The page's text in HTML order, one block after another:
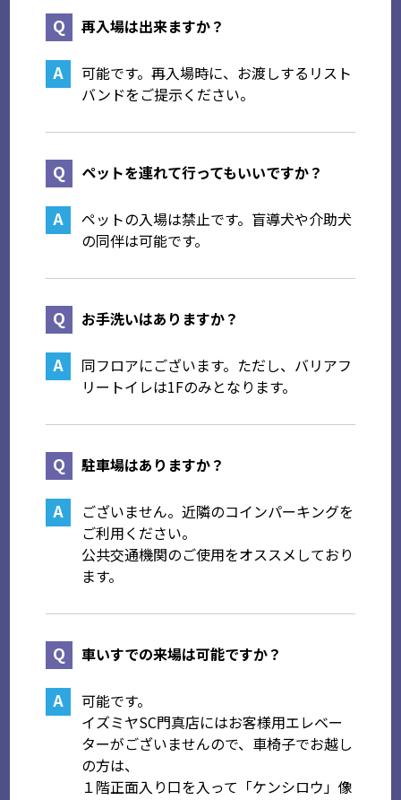
再入場は出来ますか？
可能です。再入場時に、お渡しするリスト
バンドをご提示ください。
ペットを連れて行ってもいいですか？
ペットの入場は禁止です。盲導犬や介助犬
の同伴は可能です。
お手洗いはありますか？
同フロアにございます。ただし、バリアフ
リートイレは1Fのみとなります。
駐車場はありますか？
ございません。近隣のコインパーキングを
ご利用ください。
公共交通機関のご使用をオススメしており
ます。
車いすでの来場は可能ですか？
可能です。
イズミヤSC門真店にはお客様用エレベー
ターがございませんので、車椅子でお越し
の方は、
１階正面入り口を入って「ケンシロウ」像